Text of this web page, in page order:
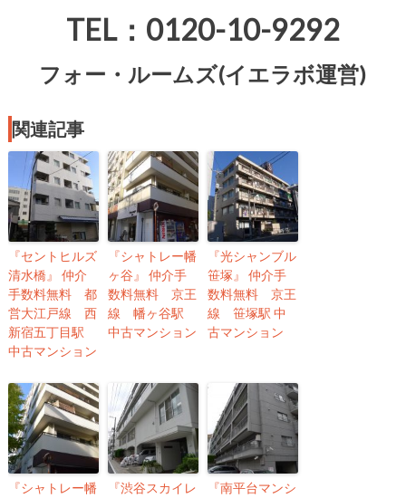
TEL：0120-10-9292
フォー・ルームズ(イエラボ運営)
関連記事
『セントヒルズ
清水橋』 仲介
手数料無料 都
営大江戸線 西
新宿五丁目駅
中古マンション
『シャトレー幡
ヶ谷』 仲介手
数料無料 京王
線 幡ヶ谷駅
中古マンション
『光シャンブル
笹塚』 仲介手
数料無料 京王
線 笹塚駅 中
古マンション
『シャトレー幡
『渋谷スカイレ
『南平台マンシ